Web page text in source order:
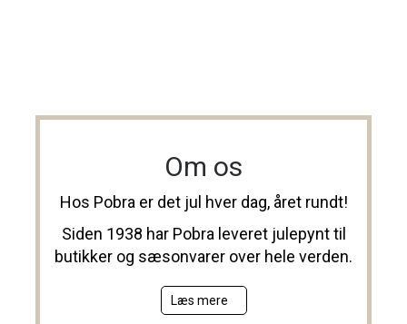
Om os
Hos Pobra er det jul hver dag, året rundt!
Siden 1938 har Pobra leveret julepynt til
butikker og sæsonvarer over hele verden.
Læs mere